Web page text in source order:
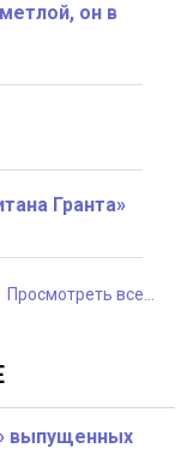
он в
Гранта»
Просмотреть все...
выпущенных